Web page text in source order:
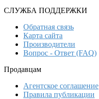
СЛУЖБА ПОДДЕРЖКИ
Обратная связь
Карта сайта
Производители
Вопрос - Ответ (FAQ)
Продавцам
Агентское соглашение
Правила публикации